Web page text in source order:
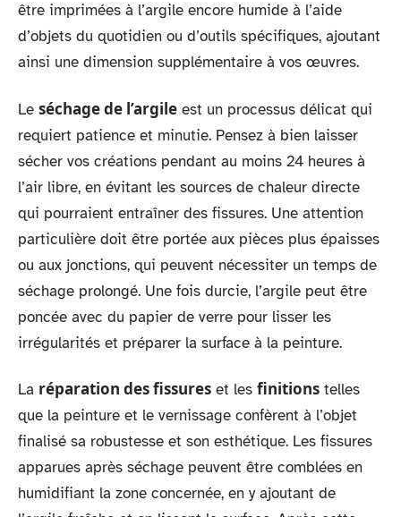
être imprimées à l’argile encore humide à l’aide
d’objets du quotidien ou d’outils spécifiques, ajoutant
ainsi une dimension supplémentaire à vos œuvres.
Le séchage de l’argile est un processus délicat qui
requiert patience et minutie. Pensez à bien laisser
sécher vos créations pendant au moins 24 heures à
l’air libre, en évitant les sources de chaleur directe
qui pourraient entraîner des fissures. Une attention
particulière doit être portée aux pièces plus épaisses
ou aux jonctions, qui peuvent nécessiter un temps de
séchage prolongé. Une fois durcie, l’argile peut être
poncée avec du papier de verre pour lisser les
irrégularités et préparer la surface à la peinture.
La réparation des fissures et les finitions telles
que la peinture et le vernissage confèrent à l’objet
finalisé sa robustesse et son esthétique. Les fissures
apparues après séchage peuvent être comblées en
humidifiant la zone concernée, en y ajoutant de